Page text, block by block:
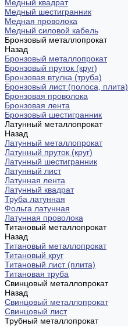
Медный квадрат
Медный шестигранник
Медная проволока
Медный силовой кабель
Бронзовый металлопрокат
Назад
Бронзовый металлопрокат
Бронзовый пруток (круг)
Бронзовая втулка (труба)
Бронзовый лист (полоса, плита)
Бронзовая проволока
Бронзовая лента
Бронзовый шестигранник
Латунный металлопрокат
Назад
Латунный металлопрокат
Латунный пруток (круг)
Латунный шестигранник
Латунный лист
Латунная лента
Латунный квадрат
Труба латунная
Фольга латунная
Латунная проволока
Титановый металлопрокат
Назад
Титановый металлопрокат
Титановый круг
Титановый лист (плита)
Титановая труба
Свинцовый металлопрокат
Назад
Свинцовый металлопрокат
Свинцовый лист
Трубный металлопрокат